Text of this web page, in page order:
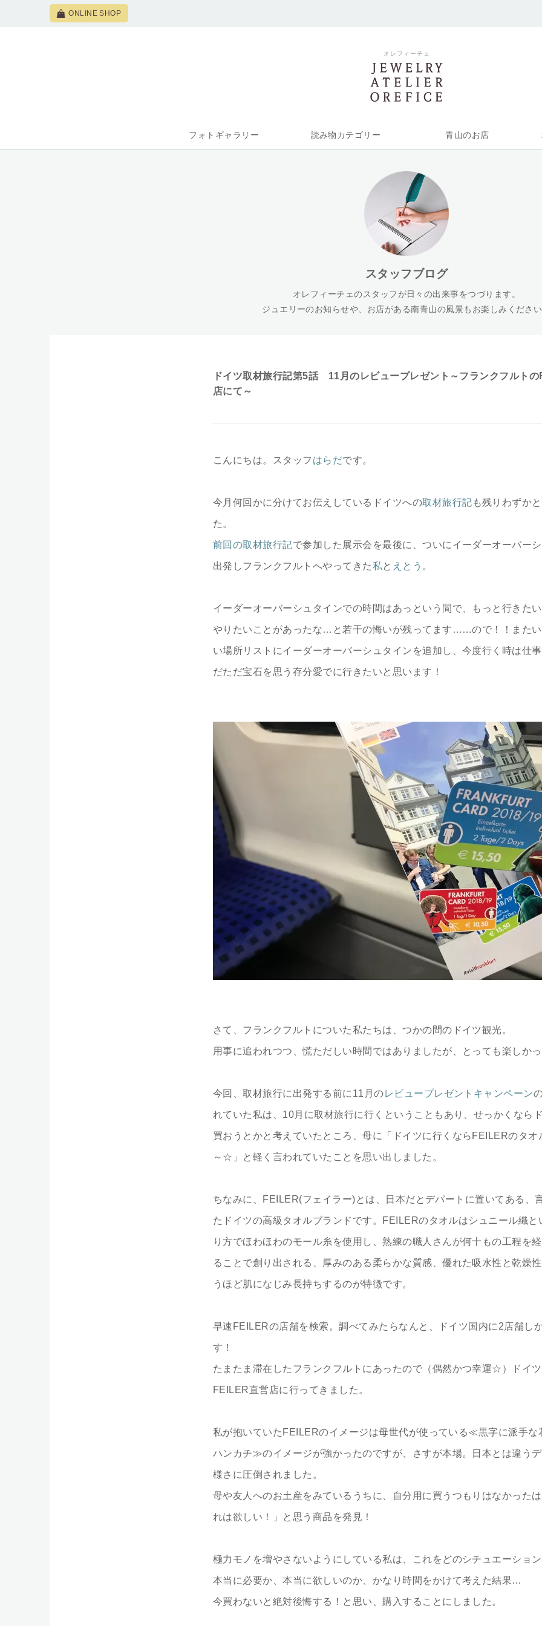
ONLINE SHOP
オレフィーチェ
フォトギャラリー 読み物カテゴリー 青山のお店
スタッフブログ
オレフィーチェのスタッフが日々の出来事をつづります。
ジュエリーのお知らせや、お店がある南青山の風景もお楽しみくださ
ドイツ取材旅行記第5話 11月のレビュープレゼント～フランクフルト
店にて～
こんにちは。スタッフ はらだです。
今月何回かに分けてお伝えしているドイツへの取材旅行記 も残りわずか
た。
前回の取材旅行記で参加した展示会を最後に、ついにイーダーオーバー
出発しフランクフルトへやってきた私と えとう 。
イーダーオーバーシュタインでの時間はあっという間で、もっと行きた
やりたいことがあったな…と若干の悔いが残ってます……ので！！また
い場所リストにイーダーオーバーシュタインを追加し、今度行く時は仕
だただ宝石を思う存分愛でに行きたいと思います！
さて、フランクフルトについた私たちは、つかの間のドイツ観光。
用事に追われつつ、慌ただしい時間ではありましたが、とっても楽しか
今回、取材旅行に出発する前に11月の レビュープレゼントキャンペーン
れていた私は、10月に取材旅行に行くということもあり、せっかくなら
買おうとかと考えていたところ、母に「ドイツに行くならFEILERのタオ
～☆」と軽く言われていたことを思い出しました。
ちなみに、FEILER(フェイラー)とは、日本だとデパートに置いてある、
たドイツの高級タオルブランドです。FEILERのタオルはシュニール織と
り方でほわほわのモール糸を使用し、熟練の職人さんが何十もの工程を
ることで創り出される、厚みのある柔らかな質感、優れた吸水性と乾燥
うほど肌になじみ長持ちするのが特徴です。
早速FEILERの店舗を検索。調べてみたらなんと、ドイツ国内に2店舗し
す！
たまたま滞在したフランクフルトにあったので（偶然かつ幸運☆）ドイ
FEILER直営店に行ってきました。
私が抱いていたFEILERのイメージは母世代が使っている≪黒字に派手な
ハンカチ≫のイメージが強かったのですが、さすが本場。日本とは違う
様さに圧倒されました。
母や友人へのお土産をみているうちに、自分用に買うつもりはなかった
れは欲しい！」と思う商品を発見！
極力モノを増やさないようにしている私は、これをどのシチュエーショ
本当に必要か、本当に欲しいのか、かなり時間をかけて考えた結果…
今買わないと絶対後悔する！と思い、購入することにしました。